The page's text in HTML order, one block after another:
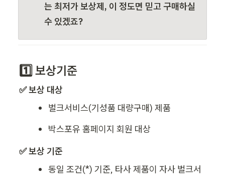
는 최저가 보상제, 이 정도면 믿고 구매하실
수 있겠죠?
1️⃣ 보상기준
✅ 보상 대상
벌크서비스(기성품 대량구매) 제품
박스포유 홈페이지 회원 대상
✅ 보상 기준
동일 조건(*) 기준, 타사 제품이 자사 벌크서